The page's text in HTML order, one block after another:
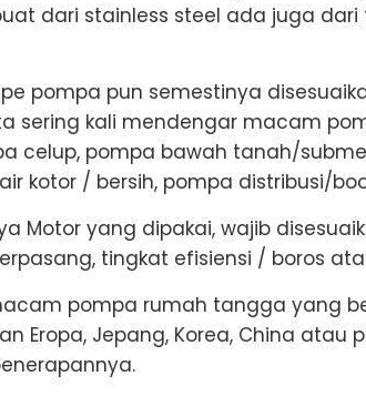
dari stainless steel ada juga
pompa pun semestinya
sering kali mendengar macam
celup, pompa bawah tanah/
kotor / bersih, pompa distribusi/
Motor yang dipakai, wajib
tingkat efisiensi / boros
pompa rumah tangga yang
Eropa, Jepang, Korea, China atau